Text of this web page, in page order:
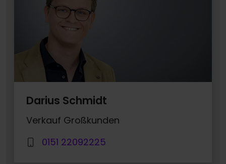
Darius Schmidt
Verkauf Großkunden
0151 22092225